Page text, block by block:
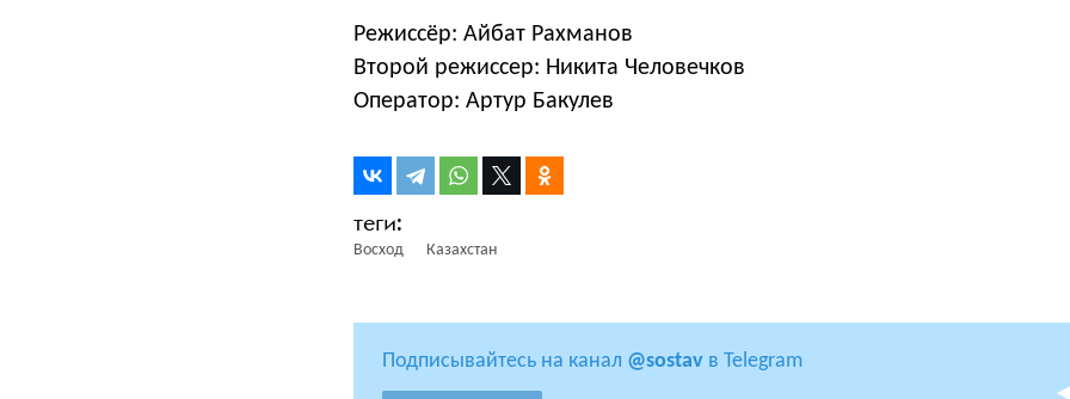
Режиссёр: Айбат Рахманов
Второй режиссер: Никита Человечков
Оператор: Артур Бакулев
Восход Казахстан
Подписывайтесь на канал @sostav в Telegram